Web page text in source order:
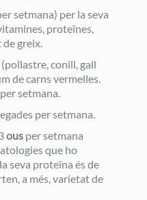
setmana) per la seva
proteïnes,
greix.
conill, gall
de carns vermelles.
setmana.
per setmana.
ousper setmana
que ho
seva proteïna és de
a més, varietat de